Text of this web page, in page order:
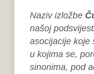
Naziv izložbe
našoj
asocijacije koje
u kojima se,
sinonima, pod